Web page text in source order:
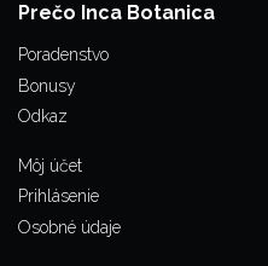
Prečo Inca Botanica
Poradenstvo
Bonusy
Odkaz
Môj účet
Prihlásenie
Osobné údaje